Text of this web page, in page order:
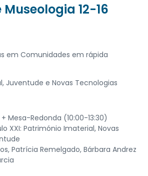
12-16
em Comunidades em rápida
Juventude e Novas Tecnologias
Mesa-Redonda (10:00-13:30)
XXI: Património Imaterial, Novas
Patrícia Remelgado, Bárbara Andrez